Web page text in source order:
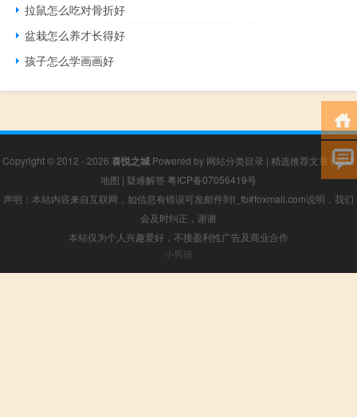
拉鼠怎么吃对骨折好
盆栽怎么养才长得好
孩子怎么学画画好
Copyright © 2012 - 2026 喜悦之城 Powered by 网站分类目录 | 精选推荐文章 |网站
地图 | 疑难解答 粤ICP备07056419号
声明：本站内容来自互联网，如信息有错误可发邮件到f_fb#foxmail.com说明，我们
会及时纠正，谢谢
本站仅为个人兴趣爱好，不接盈利性广告及商业合作
小男孩